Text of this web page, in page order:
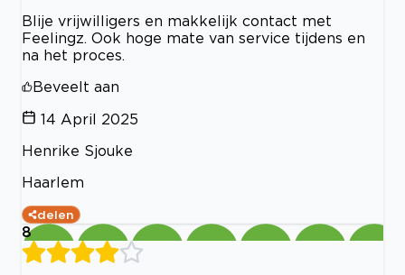
Blije vrijwilligers en makkelijk contact met
Feelingz. Ook hoge mate van service tijdens en
na het proces.
Beveelt aan
14 April 2025
Henrike Sjouke
Haarlem
delen
8